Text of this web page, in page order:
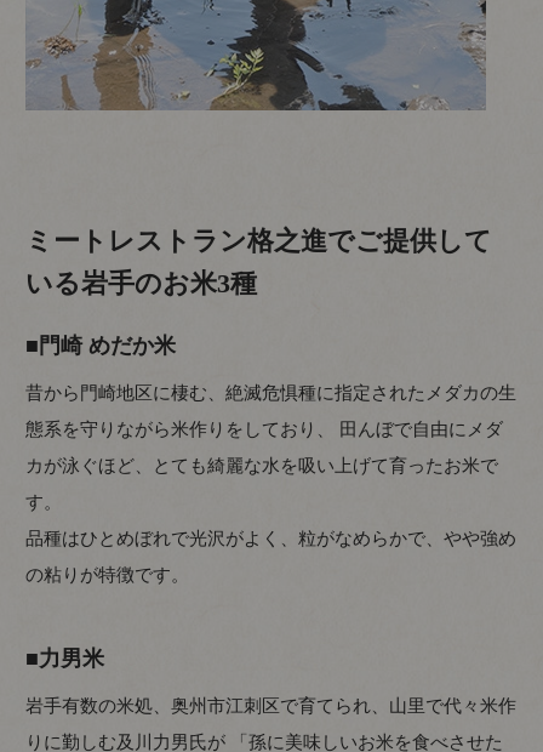
ミートレストラン格之進でご提供して
いる岩手のお米3種
■門崎 めだか米
昔から門崎地区に棲む、絶滅危惧種に指定されたメダカの生
態系を守りながら米作りをしており、 田んぼで自由にメダ
カが泳ぐほど、とても綺麗な水を吸い上げて育ったお米で
す。
品種はひとめぼれで光沢がよく、粒がなめらかで、やや強め
の粘りが特徴です。
■力男米
岩手有数の米処、奥州市江刺区で育てられ、山里で代々米作
りに勤しむ及川力男氏が 「孫に美味しいお米を食べさせた